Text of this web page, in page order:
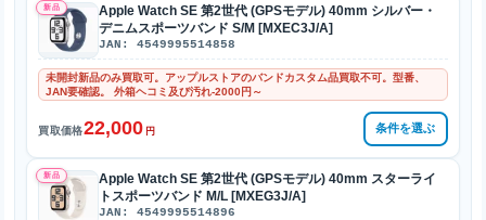
新品
Apple Watch SE 第2世代 (GPSモデル) 40mm シルバー・
デニムスポーツバンド S/M [MXEC3J/A]
JAN: 4549995514858
未開封新品のみ買取可。アップルストアのバンドカスタム品買取不可。型番、
JAN要確認。 外箱ヘコミ及び汚れ-2000円～
買取価格22,000 円 条件を選ぶ
新品
Apple Watch SE 第2世代 (GPSモデル) 40mm スターライ
トスポーツバンド M/L [MXEG3J/A]
JAN: 4549995514896